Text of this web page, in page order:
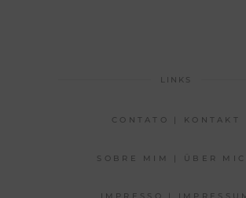
LINKS
CONTATO | KONTAKT
SOBRE MIM | ÜBER